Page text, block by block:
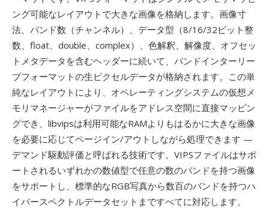
ング可能なレイアウトで大きな画像を格納します。画像寸
法、バンド数（チャンネル）、データ型（8/16/32ビット整
数、float、double、complex）、色解釈、解像度、オフセッ
トメタデータを含むヘッダーに続いて、バンドインターリー
ブフォーマットの生ピクセルデータが格納されます。この単
純なレイアウトにより、オペレーティングシステムの仮想メ
モリマネージャーがファイルをアドレス空間に直接マッピン
グでき、libvipsは利用可能なRAMよりもはるかに大きな画像
を必要に応じてページイン/アウトしながら処理できます —
デマンド駆動評価と呼ばれる技術です。VIPSファイルはサポ
ートされるいずれかの数値型で任意の数のバンドを持つ画像
をサポートし、標準的なRGB写真から数百のバンドを持つハ
イパースペクトルデータセットまですべてに対応します。